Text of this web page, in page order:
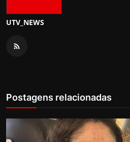
UTV_NEWS
Postagens relacionadas